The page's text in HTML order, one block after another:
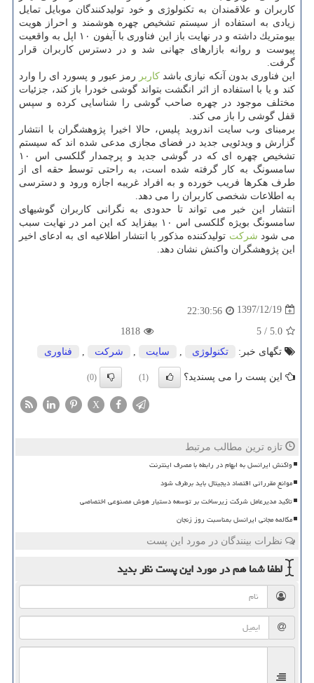
كاربران و علاقمندان به تكنولوژی و خود تولیدكنندگان موبایل تمایل
زیادی به استفاده از سیستم تشخیص چهره هوشمند و احراز هویت
بیومتریك داشته و در نهایت باز این فناوری با آیفون ۱۰ اپل به واقعیت
پیوست و روانه بازارهای جهانی شد و در دسترس كاربران قرار
گرفت.
این فناوری بدون آنكه نیازی باشد كاربر رمز عبور و پسورد ای را وارد
كند و یا با استفاده از اثر انگشت بتواند گوشی خودرا باز كند، جزئیات
مختلف موجود در چهره صاحب گوشی را شناسایی كرده و سپس
قفل گوشی را باز می كند.
برمبنای وب سایت اندروید پلیس، حالا اخیرا پژوهشگران با انتشار
گزارش و ویدئویی جدید در فضای مجازی مدعی شده اند كه سیستم
تشخیص چهره ای كه در گوشی جدید و پرچمدار گلكسی اس ۱۰
سامسونگ به كار گرفته شده است، به راحتی توسط حقه ای از
طرف هكرها فریب خورده و به افراد غریبه اجازه ورود و دسترسی
به اطلاعات شخصی كاربران را می دهد.
انتشار این خبر می تواند تا حدودی به نگرانی كاربران گوشیهای
سامسونگ بویژه گلكسی اس ۱۰ بیفزاید كه این امر در نهایت سبب
می شود شركت تولیدكننده مذكور با انتشار اطلاعیه ای به ادعای اخیر
این پژوهشگران واكنش نشان دهد.
1397/12/19
22:30:56
5.0
/
5
1818
تگهای خبر:
تكنولوژی سایت شركت فناوری
این پست را می پسندید؟ (1)
(0)
X
تازه ترین مطالب مرتبط
واکنش ایرانسل به ابهام در رابطه با مصرف اینترنت
موانع مقرراتی اقتصاد دیجیتال باید برطرف شود
تاکید مدیرعامل شرکت زیرساخت بر توسعه دستیار هوش مصنوعی اختصاصی
مکالمه مجانی ایرانسل بمناسبت روز زنجان
نظرات بینندگان در مورد این پست
لطفا شما همدر مورد این پستنظر بدید